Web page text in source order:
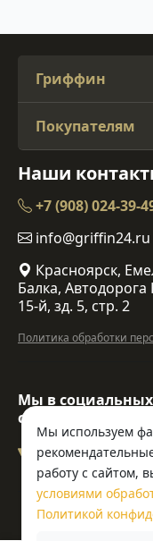
Мы используем
работу с сайтом,
условиями
Политикой
Гриффин
Покупателям
Наши
+7 (908) 024-39-
info@griffin24.ru
Красноярск,
Балка,
15-й, зд. 5, стр. 2
Политика обработки
Мы в социальных
сетях:
©